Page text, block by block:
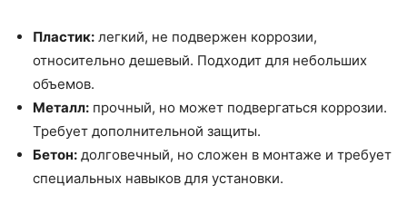
Пластик: легкий, не подвержен коррозии,
относительно дешевый. Подходит для небольших
объемов.
Металл: прочный, но может подвергаться коррозии.
Требует дополнительной защиты.
Бетон: долговечный, но сложен в монтаже и требует
специальных навыков для установки.